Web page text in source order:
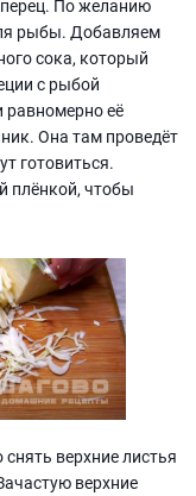
По желанию
рыбы. Добавляем
сока, который
с рыбой
её
Она там проведёт
готовиться.
плёнкой, чтобы
верхние листья
верхние